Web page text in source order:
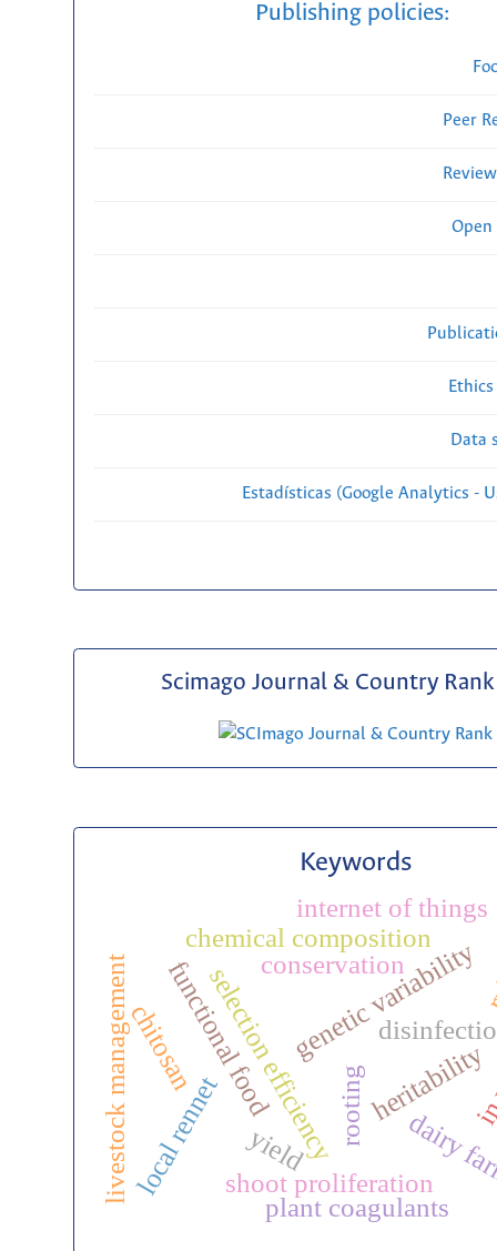
Publishing policies:
Peer
Open
Data
Estadísticas (Google Analytics -
Scimago Journal & Country Rank
Keywords
genetic variability
heritability
selection efficiency
yield
conservation
in
rooting
shoot proliferation
chemical composition
dairy
functional food
local rennet
plant coagulants
chitosan
internet of things
livestock management